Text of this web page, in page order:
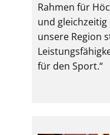
Rahmen für
und
unsere Region
für den Sport.“